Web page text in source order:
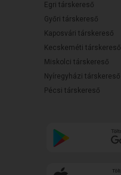
Egri társkereső
Győri társkereső
Kaposvári társkereső
Kecskeméti társkereső
Miskolci társkereső
Nyíregyházi társkereső
Pécsi társkereső